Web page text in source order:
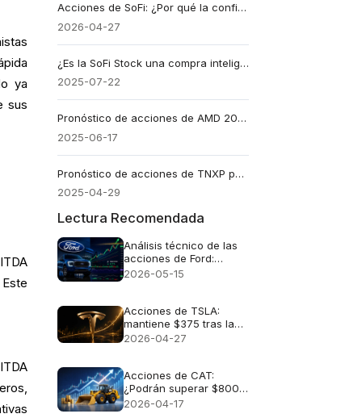
ya
sus
Acciones de SoFi: ¿Por qué la confianza prima sobre el crecimiento?
2026-04-27
¿Es la SoFi Stock una compra inteligente en el mercado actual?
2025-07-22
Pronóstico de acciones de AMD 2025-2030: ¿Podrá superar a Nvidia?
2025-06-17
Pronóstico de acciones de TNXP para 2025: ¿Puede ofrecer grandes rendimientos?
2025-04-29
Lectura Recomendada
Análisis técnico de las
acciones de Ford:
¿Podrá Ford superar los
2026-05-15
Acciones de TSLA:
mantiene $375 tras la
publicación de
2026-04-27
Acciones de CAT:
¿Podrán superar $800
antes de la publicación
2026-04-17